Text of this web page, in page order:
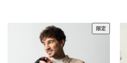
限定